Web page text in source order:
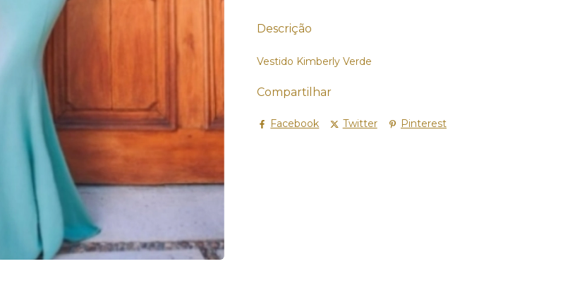
Descrição
Vestido Kimberly Verde
Compartilhar
Facebook Twitter Pinterest